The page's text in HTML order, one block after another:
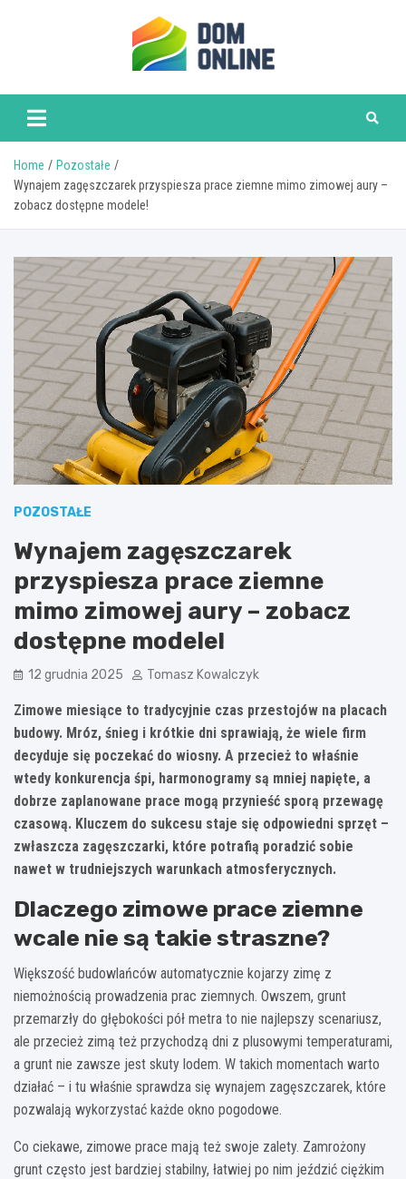
www.domonline.pl
Home
Pozostałe
Wynajem zagęszczarek przyspiesza prace ziemne mimo zimowej aury –
zobacz dostępne modele!
POZOSTAŁE
Wynajem zagęszczarek
przyspiesza prace ziemne
mimo zimowej aury – zobacz
dostępne modele!
12 grudnia 2025 Tomasz Kowalczyk
Zimowe miesiące to tradycyjnie czas przestojów na placach
budowy. Mróz, śnieg i krótkie dni sprawiają, że wiele firm
decyduje się poczekać do wiosny. A przecież to właśnie
wtedy konkurencja śpi, harmonogramy są mniej napięte, a
dobrze zaplanowane prace mogą przynieść sporą przewagę
czasową. Kluczem do sukcesu staje się odpowiedni sprzęt –
zwłaszcza zagęszczarki, które potrafią poradzić sobie
nawet w trudniejszych warunkach atmosferycznych.
Dlaczego zimowe prace ziemne
wcale nie są takie straszne?
Większość budowlańców automatycznie kojarzy zimę z
niemożnością prowadzenia prac ziemnych. Owszem, grunt
przemarzły do głębokości pół metra to nie najlepszy scenariusz,
ale przecież zimą też przychodzą dni z plusowymi temperaturami,
a grunt nie zawsze jest skuty lodem. W takich momentach warto
działać – i tu właśnie sprawdza się wynajem zagęszczarek, które
pozwalają wykorzystać każde okno pogodowe.
Co ciekawe, zimowe prace mają też swoje zalety. Zamrożony
grunt często jest bardziej stabilny, łatwiej po nim jeździć ciężkim